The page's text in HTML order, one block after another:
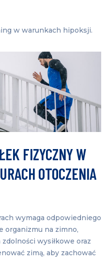
w warunkach hipoksji.
FIZYCZNY W
OTOCZENIA
wymaga odpowiedniego
organizmu na zimno,
wysiłkowe oraz
zimą, aby zachować